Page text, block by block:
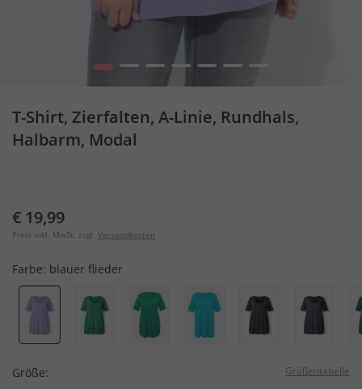
1 2 3 5 6 7
T-Shirt, Zierfalten, A-Linie, Rundhals,
Halbarm, Modal
€ 19,99
Preis inkl. MwSt. zzgl. Versandkosten
Farbe: blauer flieder
Größe: Größentabelle